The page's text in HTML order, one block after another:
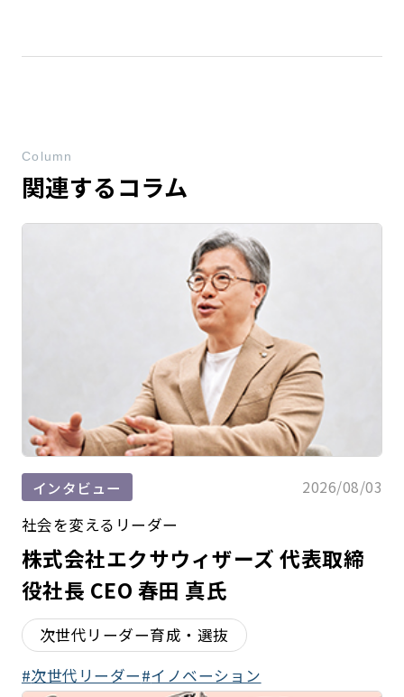
関連するコラム
Column
インタビュー 2026/08/03
株式会社エクサウィザーズ 代表取締
役社長 CEO 春田 真氏
社会を変えるリーダー
次世代リーダー育成・選抜
次世代リーダー イノベーション